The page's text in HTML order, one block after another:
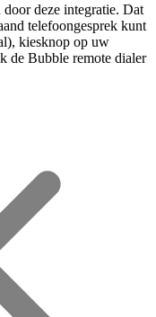
deze integratie. Dat
telefoongesprek kunt
kiesknop op uw
de Bubble remote dialer